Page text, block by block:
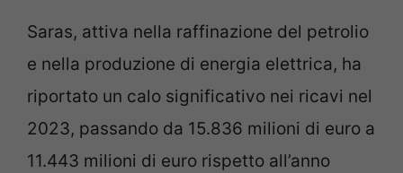
Saras, attiva nella raffinazione del petrolio
e nella produzione di energia elettrica, ha
riportato un calo significativo nei ricavi nel
2023, passando da 15.836 milioni di euro a
11.443 milioni di euro rispetto all’anno